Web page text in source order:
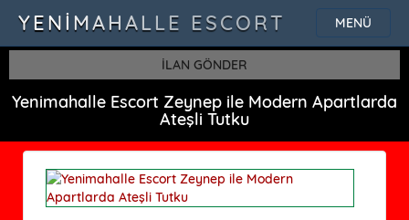
MENÜ
YENIMAHALLE ESCORT
İLAN GÖNDER
Yenimahalle Escort Zeynep ile Modern Apartlarda
Ateşli Tutku